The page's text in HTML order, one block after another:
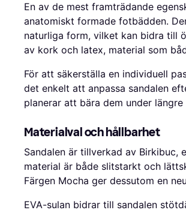
En av de mest framträdande
anatomiskt formade fotbädden.
naturliga form, vilket kan bidra till
av kork och latex, material som
För att säkerställa en individuell
det enkelt att anpassa sandalen
planerar att bära dem under längre
Materialval och hållbarhet
Sandalen är tillverkad av Birkibuc,
material är både slitstarkt och
Färgen Mocha ger dessutom en
EVA-sulan bidrar till sandalen